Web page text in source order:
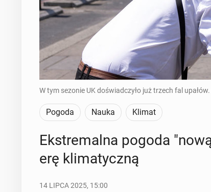
W tym sezonie UK doświadczyło już trzech fal
Pogoda Nauka Klimat
Eks­tre­mal­na pogoda
erę kli­ma­tycz­ną
14 LIPCA 2025, 15:00